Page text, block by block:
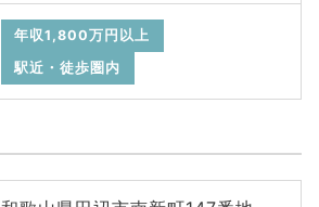
年収1,800万円以上
駅近・徒歩圏内